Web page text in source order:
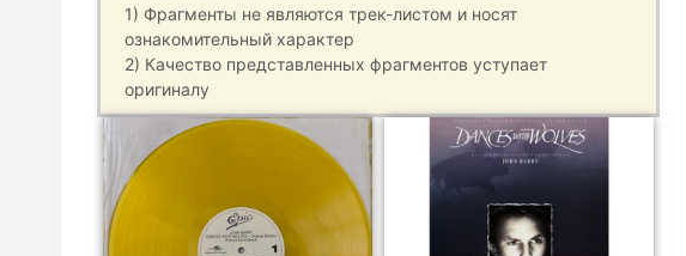
1) Фрагменты не являются трек-листом и носят
ознакомительный характер
2) Качество представленных фрагментов уступает
оригиналу